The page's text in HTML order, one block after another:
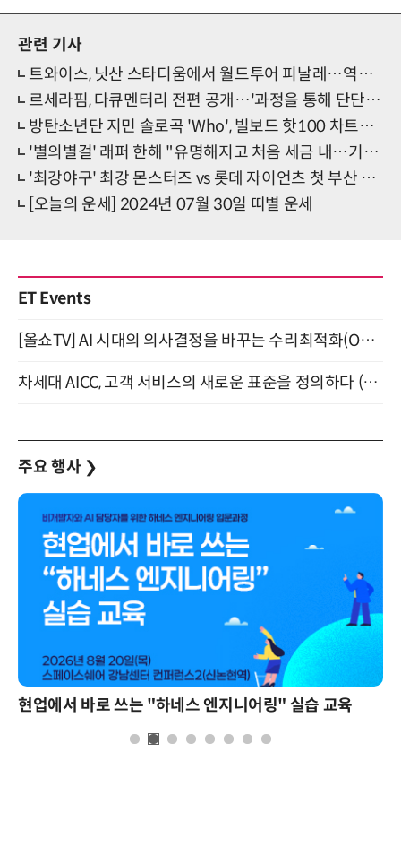
관련 기사
트와이스, 닛산 스타디움에서 월드투어 피날레…역사에 남을 공연
르세라핌, 다큐멘터리 전편 공개…'과정을 통해 단단해진 우애'
방탄소년단 지민 솔로곡 'Who', 빌보드 핫100 차트인…공백기 없는 인기
'별의별걸' 래퍼 한해 "유명해지고 처음 세금 내…기분 좋았다"
'최강야구' 최강 몬스터즈 vs 롯데 자이언츠 첫 부산 직관 경기 START
[오늘의 운세] 2024년 07월 30일 띠별 운세
ET Events
[올쇼TV] AI 시대의 의사결정을 바꾸는 수리최적화(Optimization) 소개 (8/20 생방송)
차세대 AICC, 고객 서비스의 새로운 표준을 정의하다 (9/9)
주요 행사 ❯
현업에서 바로 쓰는 "하네스 엔지니어링" 실습 교육